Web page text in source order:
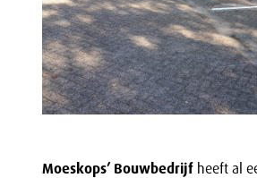
Moeskops’ Bouwbedrijf heeft al